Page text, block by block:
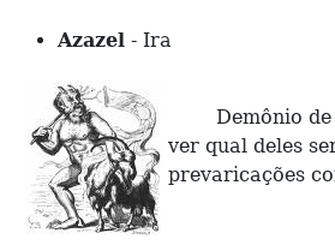
Azazel - Ira
Demônio de
ver qual deles
prevaricações